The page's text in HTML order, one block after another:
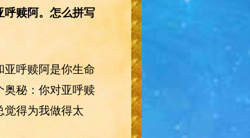
呼赎阿。怎么拼写
呼赎阿是你生命
奥秘：你对亚呼赎
觉得为我做得太